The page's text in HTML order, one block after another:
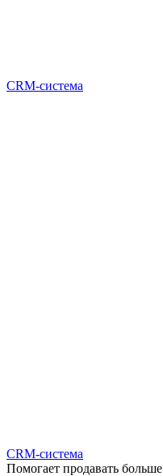
CRM-система
CRM-система
Помогает продавать больше